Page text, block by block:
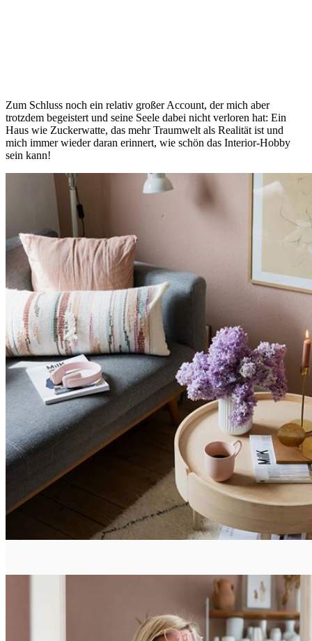
Zum Schluss noch ein relativ großer Account, der mich aber
trotzdem begeistert und seine Seele dabei nicht verloren hat: Ein
Haus wie Zuckerwatte, das mehr Traumwelt als Realität ist und
mich immer wieder daran erinnert, wie schön das Interior-Hobby
sein kann!